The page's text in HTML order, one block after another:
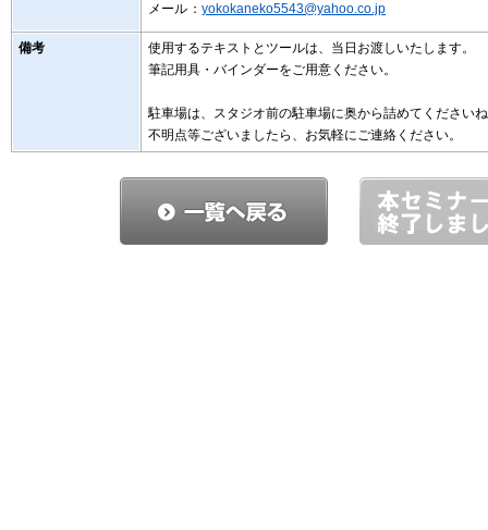
メール ： yokokaneko5543@yahoo.co.jp
備考
使用するテキストとツールは、当日お渡しいたします。
筆記用具・バインダーをご用意ください。
駐車場は、スタジオ前の駐車場に奥から詰めてください
不明点等ございましたら、お気軽にご連絡ください。